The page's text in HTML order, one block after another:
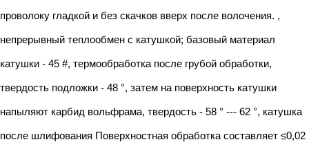
проволоку гладкой и без скачков вверх после волочения. ,
непрерывный теплообмен с катушкой; базовый материал
катушки - 45 #, термообработка после грубой обработки,
твердость подложки - 48 °, затем на поверхность катушки
напыляют карбид вольфрама, твердость - 58 ° --- 62 °, катушка
после шлифования Поверхностная обработка составляет ≤0,02